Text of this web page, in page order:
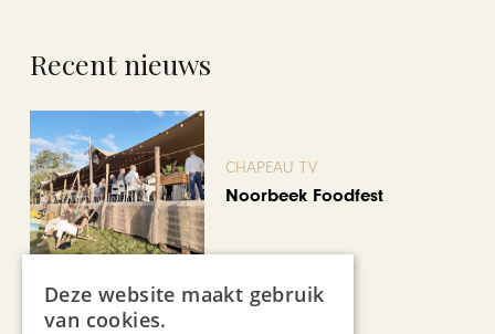
Recent nieuws
CHAPEAU TV
Noorbeek Foodfest
Deze website maakt gebruik
van cookies.